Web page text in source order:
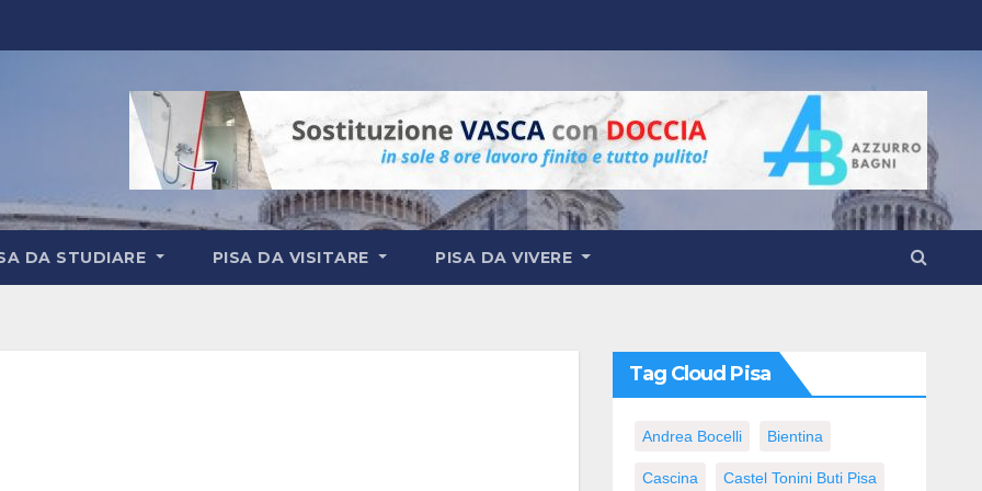
DA STUDIARE PISA DA VISITARE PISA DA VIVERE
Tag Cloud Pisa
Andrea Bocelli Bientina
Cascina Castel Tonini Buti Pisa